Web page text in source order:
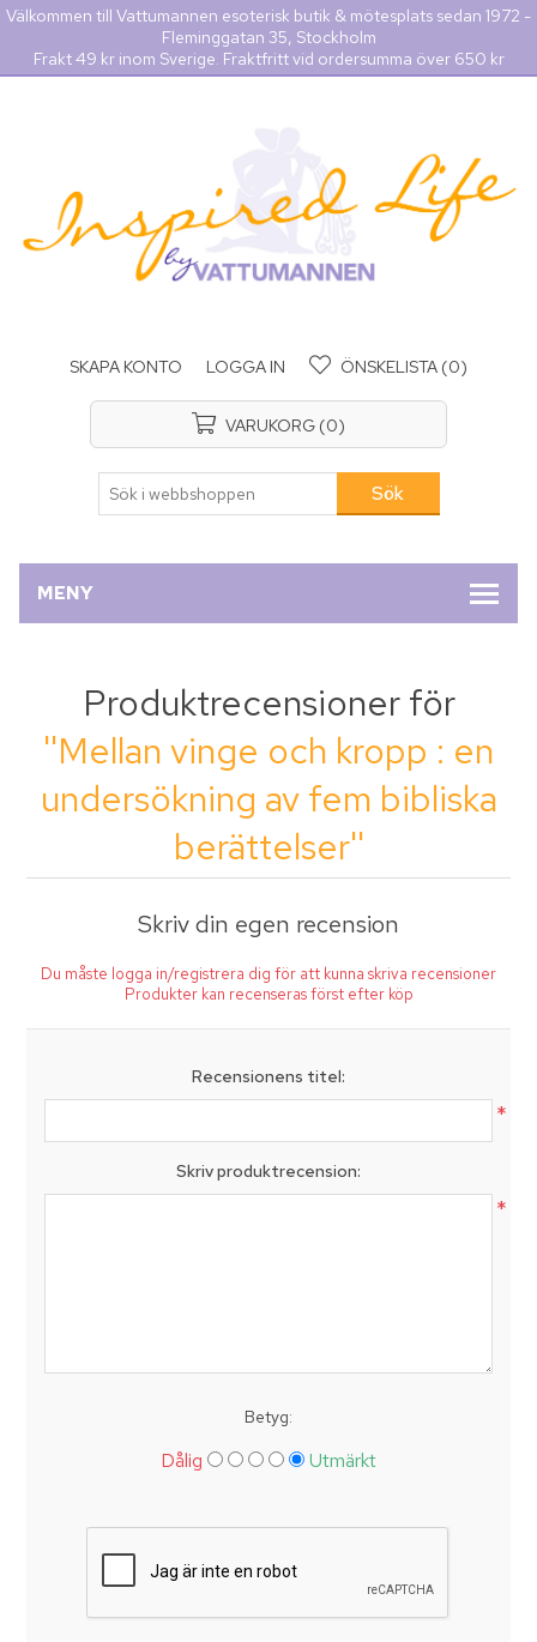
Välkommen till Vattumannen esoterisk butik & mötesplats sedan 1972 -
Fleminggatan 35, Stockholm
Frakt 49 kr inom Sverige. Fraktfritt vid ordersumma över 650 kr
SKAPA KONTO LOGGA IN ÖNSKELISTA (0)
VARUKORG (0)
MENY
Produktrecensioner för
Mellan vinge och kropp : en
undersökning av fem bibliska
berättelser
Skriv din egen recension
Du måste logga in/registrera dig för att kunna skriva recensioner
Produkter kan recenseras först efter köp
Recensionens titel:
*
Skriv produktrecension:
*
Betyg:
Dålig Utmärkt